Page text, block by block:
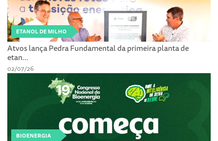
ETANOL DE MILHO
Atvos lança Pedra Fundamental da primeira planta de
etan...
02/07/26
BIOENERGIA